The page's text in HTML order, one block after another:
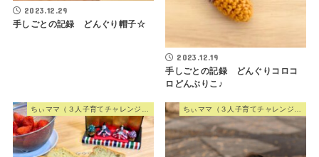
2023.12.29
手しごとの記録 どんぐり帽子☆
2023.12.19
手しごとの記録 どんぐりコロコ
ロどんぶりこ♪